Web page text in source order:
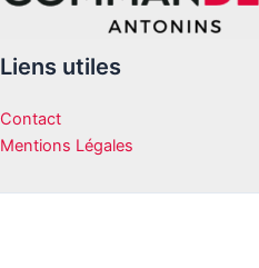
Liens utiles
Contact
Mentions Légales